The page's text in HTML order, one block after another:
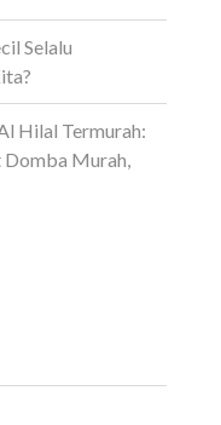
Selalu
Hilal Termurah:
Domba Murah,